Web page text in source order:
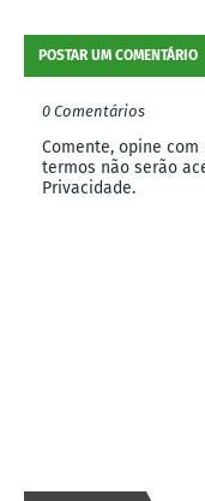
POSTAR UM COMENTÁRIO
0 Comentários
Comente, opine
termos não serão
Privacidade.